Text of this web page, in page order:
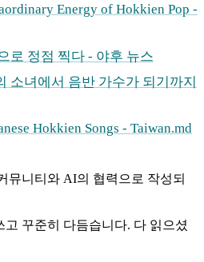
Energy of Hokkien Pop -
로 정점 찍다 - 야후 뉴스
소녀에서 음반 가수가 되기까지
Hokkien Songs - Taiwan.md
뮤니티와 AI의 협력으로 작성되
꾸준히 다듬습니다. 다 읽으셨